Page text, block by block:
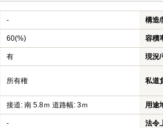
- 構造/
60(%) 容積
有 現況/
所有権 私道
接道: 南 5.8ｍ 道路幅: 3ｍ 用途
- 法令